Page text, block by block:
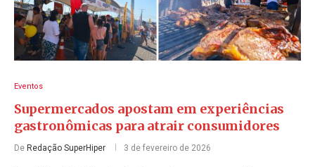
Eventos
Supermercados apostam em experiências
gastronômicas para atrair consumidores
De Redação SuperHiper 3 de fevereiro de 2026